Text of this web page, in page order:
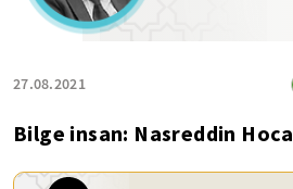
27.08.2021
Bilge insan: Nasreddin Hoca